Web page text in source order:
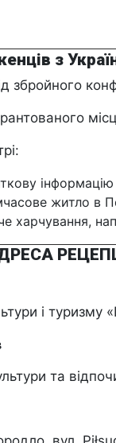
з
збройного
житло в
харчування,
і
та